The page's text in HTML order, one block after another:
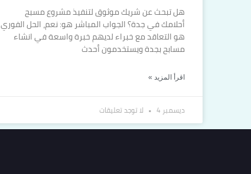
هل تبحث عن شريك موثوق لتنفيذ مشروع مسبح
أحلامك في جدة؟ الجواب المباشر هو: نعم، الحل الفوري
هو التعاقد مع خبراء لديهم خبرة واسعة في انشاء
مسابح بجدة ويستخدمون أحدث
اقرأ المزيد »
ديسمبر 4 لا توجد تعليقات